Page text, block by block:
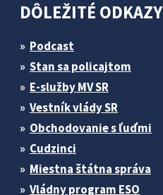
DÔLEŽITÉ ODKAZY
Podcast
Stan sa policajtom
E-služby MV SR
Vestník vlády SR
Obchodovanie s ľuďmi
Cudzinci
Miestna štátna správa
Vládny program ESO